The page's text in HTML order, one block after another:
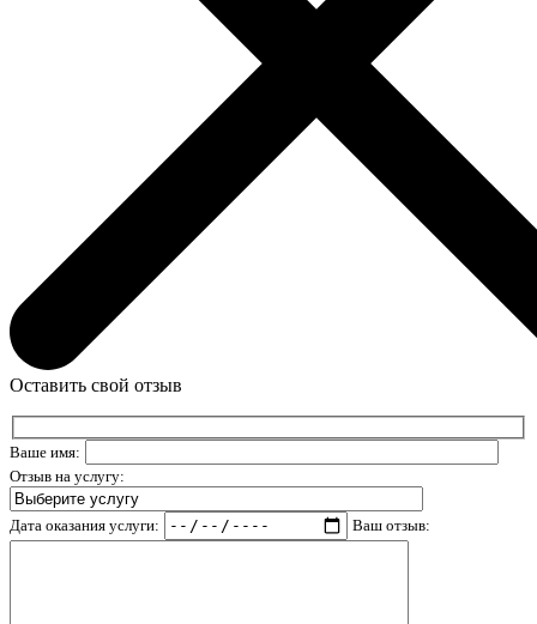
Оставить свой отзыв
Ваше имя:
Отзыв на услугу:
Дата оказания услуги: Ваш отзыв: